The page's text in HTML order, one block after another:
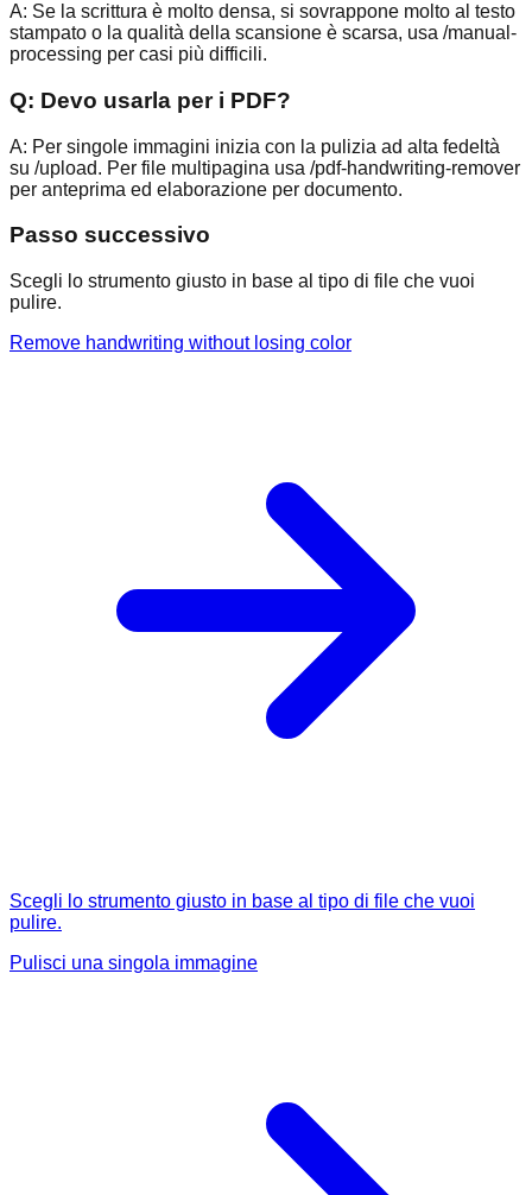
A: Se la scrittura è molto densa, si sovrappone molto al testo
stampato o la qualità della scansione è scarsa, usa /manual-
processing per casi più difficili.
Q: Devo usarla per i PDF?
A: Per singole immagini inizia con la pulizia ad alta fedeltà
su /upload. Per file multipagina usa /pdf-handwriting-remover
per anteprima ed elaborazione per documento.
Passo successivo
Scegli lo strumento giusto in base al tipo di file che vuoi
pulire.
Remove handwriting without losing color
Scegli lo strumento giusto in base al tipo di file che vuoi
pulire.
Pulisci una singola immagine